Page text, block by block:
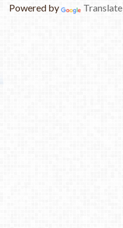
Powered by Translate